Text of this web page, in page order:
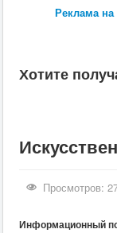
Реклама на
Хотите
Просмотров:
Информационный